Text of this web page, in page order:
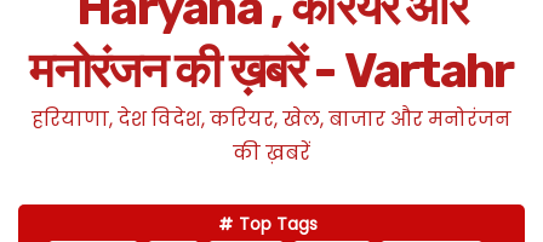
मनोरंजन की ख़बरें - Vartahr
हरियाणा, देश विदेश, करियर, खेल, बाजार और मनोरंजन
की ख़बरें
Top Tags